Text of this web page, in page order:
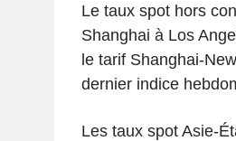
Le taux spot hors
Shanghai à Los
le tarif Shanghai-
dernier indice
Les taux spot Asie-